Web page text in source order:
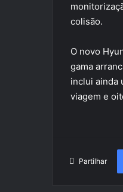
colisão.
O novo
gama
inclui ainda
viagem e
Partilhar